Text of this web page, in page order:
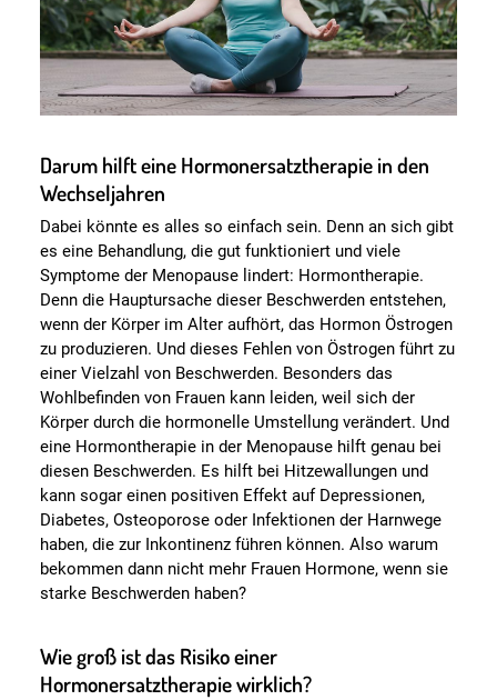
Darum hilft eine Hormonersatztherapie in den
Wechseljahren
Dabei könnte es alles so einfach sein. Denn an sich gibt
es eine Behandlung, die gut funktioniert und viele
Symptome der Menopause lindert: Hormontherapie.
Denn die Hauptursache dieser Beschwerden entstehen,
wenn der Körper im Alter aufhört, das Hormon Östrogen
zu produzieren. Und dieses Fehlen von Östrogen führt zu
einer Vielzahl von Beschwerden. Besonders das
Wohlbefinden von Frauen kann leiden, weil sich der
Körper durch die hormonelle Umstellung verändert. Und
eine Hormontherapie in der Menopause hilft genau bei
diesen Beschwerden. Es hilft bei Hitzewallungen und
kann sogar einen positiven Effekt auf Depressionen,
Diabetes, Osteoporose oder Infektionen der Harnwege
haben, die zur Inkontinenz führen können. Also warum
bekommen dann nicht mehr Frauen Hormone, wenn sie
starke Beschwerden haben?
Wie groß ist das Risiko einer
Hormonersatztherapie wirklich?